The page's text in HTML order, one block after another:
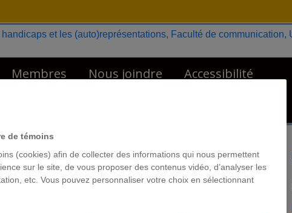
Membres Nous joindre
Accessibilité
de témoins
(cookies) afin de collecter des informations qui nous permettent
sur le site, de vous proposer des contenus vidéo, d’analyser les
etc. Vous pouvez personnaliser votre choix en sélectionnant